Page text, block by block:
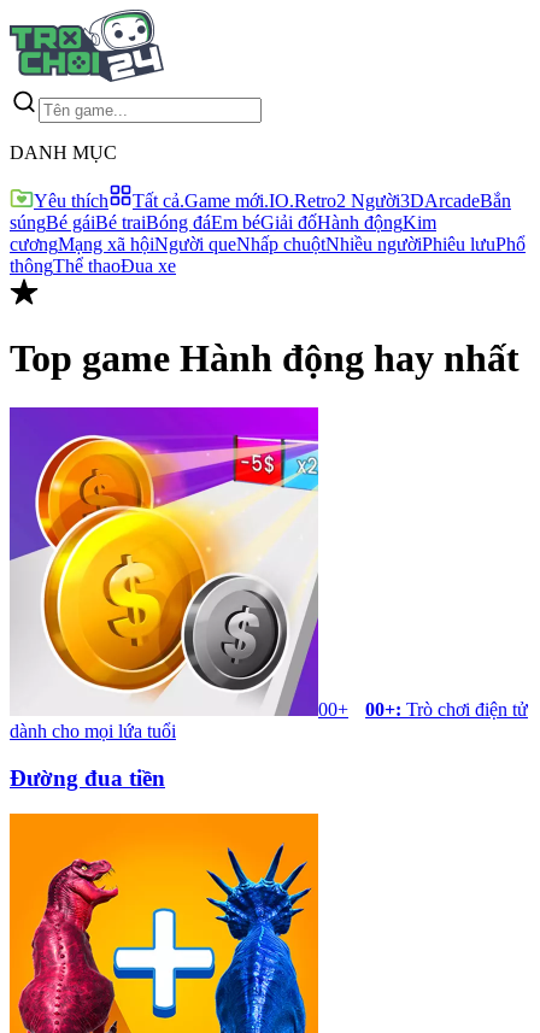
DANH MỤC
Yêu thích Tất cả.Game mới.IO.Retro2 Người3DArcadeBắn
súngBé gáiBé traiBóng đáEm béGiải đốHành độngKim
cươngMạng xã hộiNgười queNhấp chuộtNhiều ngườiPhiêu lưuPhổ
thôngThể thaoĐua xe
Top game Hành động hay nhất
00+ 00+: Trò chơi điện tử
dành cho mọi lứa tuổi
Đường đua tiền